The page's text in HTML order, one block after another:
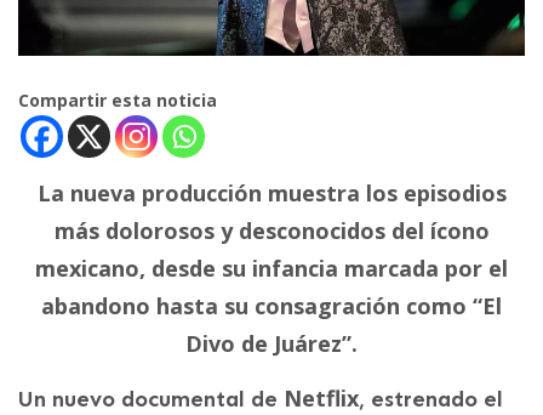
Compartir esta noticia
La nueva producción muestra los episodios
más dolorosos y desconocidos del ícono
mexicano, desde su infancia marcada por el
abandono hasta su consagración como “El
Divo de Juárez”.
Un nuevo documental de Netflix, estrenado el